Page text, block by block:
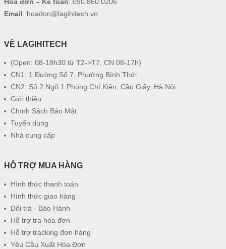
Email: hoadon@lagihitech.vn
VỀ LAGIHITECH
(Open: 08-18h30 từ T2->T7, CN 08-17h)
CN1: 1 Đường Số 7, Phường Bình Thới
CN2: Số 2 Ngõ 1 Phùng Chí Kiên, Cầu Giấy, Hà Nội
Giới thiệu
Chính Sách Bảo Mật
Tuyển dụng
Nhà cung cấp
HỖ TRỢ MUA HÀNG
Hình thức thanh toán
Hình thức giao hàng
Đổi trả - Bảo Hành
Hỗ trợ tra hóa đơn
Hỗ trợ tracking đơn hàng
Yêu Cầu Xuất Hóa Đơn